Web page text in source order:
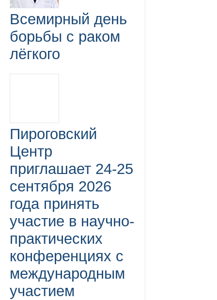
Всемирный день
борьбы с раком
лёгкого
Пироговский
Центр
приглашает 24-25
сентября 2026
года принять
участие в научно-
практических
конференциях с
международным
участием